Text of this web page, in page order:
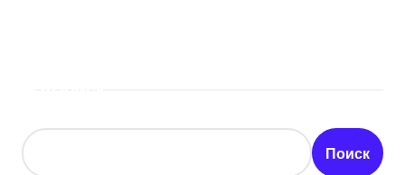
Поиск